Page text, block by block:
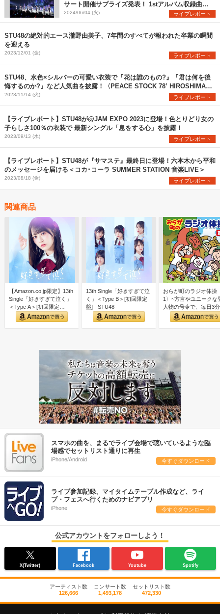
サート開催サプライズ発表！ 1stアルバム収録曲
「月と僕と新しい自分」初披露
2024/06/04 (火) ライブレポート
STU48の絶対的エース瀧野由美子、7年間のすべてが報われた卒業の瞬間
を迎える
2023/12/01 (金) ライブレポート
STU48、水色×シルバーの可愛い衣装で『花は誰のもの?』『君は何を後
悔するのか?』など人気曲を披露！〈PEACE STOCK 78’ HIROSHIMA
2023〉
2023/11/14 (火) ライブレポート
【ライブレポート】STU48が@JAM EXPO 2023に登場！色とりどり女の
子らしさ100％の衣装で 最新シングル「息をする心」を披露！
2023/09/13 (水) ライブレポート
【ライブレポート】STU48が『サマステ』最終日に登場！六本木から平和
のメッセージを届ける＜コカ･コーラ SUMMER STATION 音楽LIVE＞
2023/08/18 (金) ライブレポート
関連商品
【Amazon.co.jp限定】13th
Single「好きすぎて泣く」
＜Type A＞[初回限定…
13th Single「好きすぎて泣
く」＜Type B＞[初回限定
盤] - STU48
おらが町のラジオ体操
1〉~方言やユニークな
人物の号令で、毎日3
しく全身運動
スマホの曲を、まるでライブ会場で聴いているような臨
場感でセットリスト通りに再生
iPhone/Android 今すぐダウンロード
ライブ参加記録、マイタイムテーブル作成など、ライ
ブ・フェスへ行くためのナビアプリ
iPhone 今すぐダウンロード
公式アカウントをフォローしよう！
X(Twitter) Facebook Youtube Spotify
アーティスト数
126,666
コンサート数
1,493,178
セットリスト数
472,330